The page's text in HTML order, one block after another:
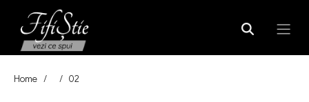
Home / / 02